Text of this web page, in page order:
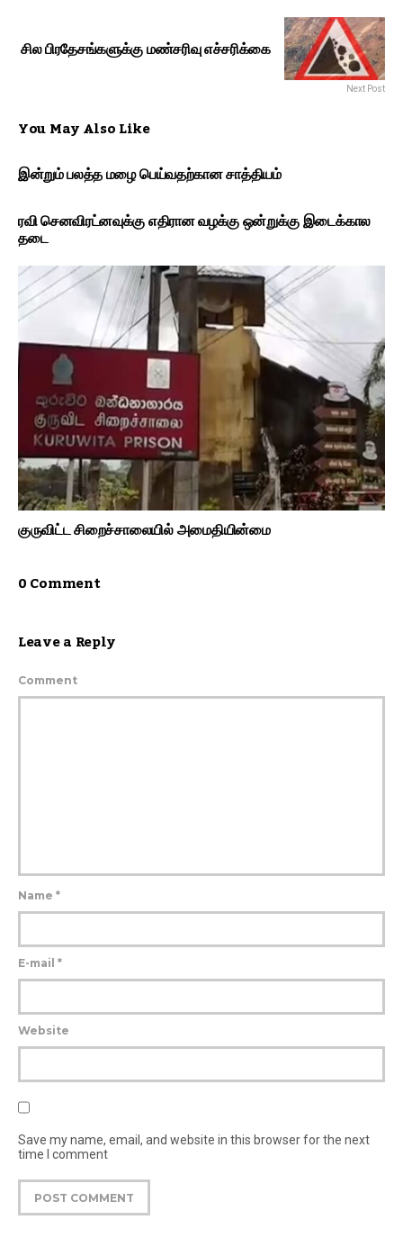
சில பிரதேசங்களுக்கு மண்சரிவு எச்சரிக்கை
Next Post
You May Also Like
இன்றும் பலத்த மழை பெய்வதற்கான சாத்தியம்
ரவி செனவிரட்னவுக்கு எதிரான வழக்கு ஒன்றுக்கு இடைக்கால
தடை
குருவிட்ட சிறைச்சாலையில் அமைதியின்மை
0 Comment
Leave a Reply
Comment
Name *
E-mail *
Website
Save my name, email, and website in this browser for the next
time I comment